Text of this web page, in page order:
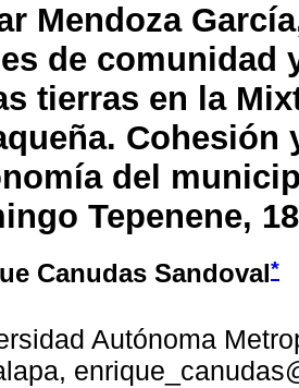
Mendoza
de comunidad
tierras en la
Cohesión
del
Tepenene,
Canudas Sandoval*
Autónoma